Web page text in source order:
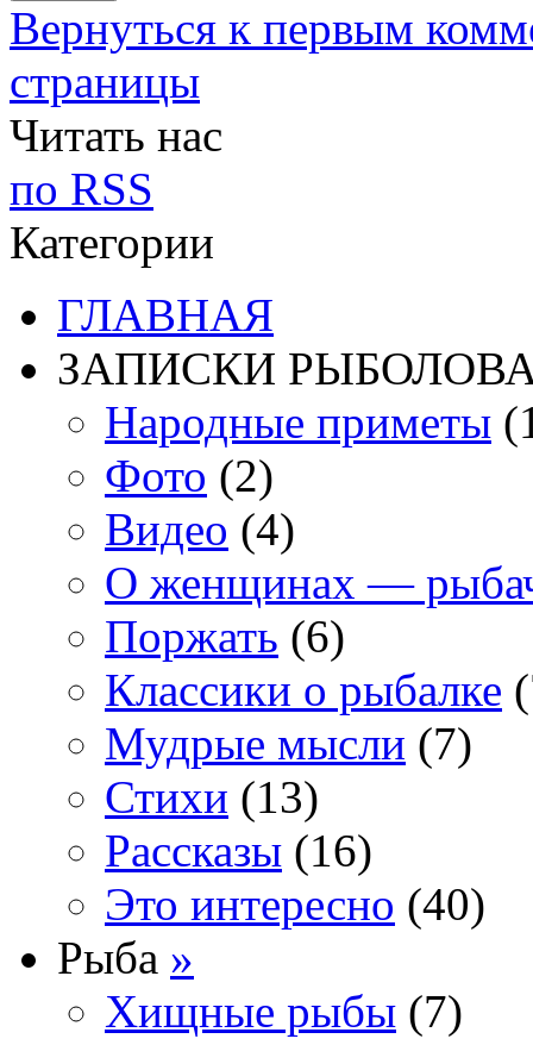
Вернуться к первым
страницы
Читать нас
по RSS
Категории
ГЛАВНАЯ
ЗАПИСКИ
Народные приметы
Фото (2)
Видео (4)
О женщинах —
Поржать (6)
Классики о рыбалке
Мудрые мысли (7)
Стихи (13)
Рассказы (16)
Это интересно (40)
Рыба »
Хищные рыбы (7)